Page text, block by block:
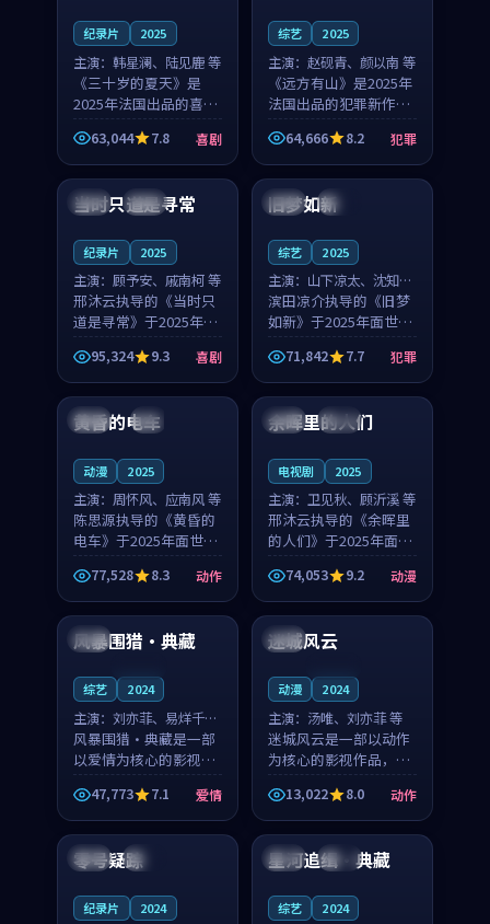
纪录片 2025
主演： 韩星澜、陆见鹿 等
《三十岁的夏天》是
2025年法国出品的喜剧
新作，主创团队希望用
深夜电台的故事让观众
停下来想一想。韩星澜
角色，山田纯一的叙事
63,044 7.8 喜剧
综艺 2025
主演： 赵砚青、颜以南 等
《远方有山》是2025年
法国出品的犯罪新作，
主创团队希望用高校追
梦的故事让观众停下来
想一想。赵砚青领衔，
颜以南担任重要角色，
山田纯一的叙事节奏
64,666 8.2 犯罪
泰国 杜比
当时只道是寻常
纪录片 2025
主演： 顾予安、戚南柯 等
邢沐云执导的《当时只
道是寻常》于2025年面
世，泰国的城市气质与
母女情深的人物心境共
同构筑了影片基调。顾
予安、戚南柯用细腻的
表演撑起整部喜剧电
95,324 9.3 喜剧
中国 高分
旧梦如新
综艺 2025
主演： 山下凉太、沈知韵
等
滨田凉介执导的《旧梦
如新》于2025年面世，
中国台湾的城市气质与
异国相遇的人物心境共
同构筑了影片基调。山
下凉太、沈知韵用细腻
的表演撑起整部犯罪
71,842 7.7 犯罪
日本 4K
黄昏的电车
动漫 2025
主演： 周怀风、应南风 等
陈思源执导的《黄昏的
电车》于2025年面世，
日本的城市气质与渔村
故事的人物心境共同构
筑了影片基调。周怀
风、应南风用细腻的表
演撑起整部动作电影，
77,528 8.3 动作
泰国 完结
余晖里的人们
电视剧 2025
主演： 卫见秋、顾沂溪 等
邢沐云执导的《余晖里
的人们》于2025年面
世，泰国的城市气质与
小镇生活的人物心境共
同构筑了影片基调。卫
见秋、顾沂溪用细腻的
表演撑起整部动漫电
74,053 9.2 动漫
日本
风暴围猎·典藏
综艺 2024
主演： 刘亦菲、易烊千玺
等
风暴围猎·典藏是一部
以爱情为核心的影视作
品，围绕危机、反转与
人物成长展开，整体节
奏紧凑，值得推荐观
看。
47,773 7.1 爱情
英国
迷城风云
动漫 2024
主演： 汤唯、刘亦菲 等
迷城风云是一部以动作
为核心的影视作品，围
绕危机、反转与人物成
长展开，整体节奏紧
凑，值得推荐观看。
13,022 8.0 动作
英国 杜比
零号疑踪
纪录片 2024
中国 高分
星河追缉·典藏
综艺 2024